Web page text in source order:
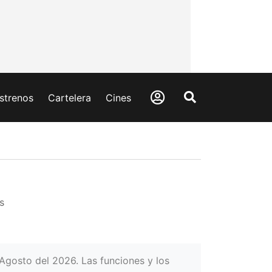
Cartelera Cines
del 2026. Las funciones y los